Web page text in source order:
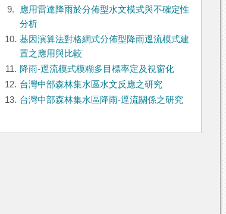
9.
應用雷達降雨於分佈型水文模式與不確定性
分析
10. 基因演算法對格網式分佈型降雨逕流模式建
置之應用與比較
11. 降雨-逕流模式模糊多目標率定及視窗化
12. 台灣中部森林集水區水文反應之研究
13. 台灣中部森林集水區降雨-逕流關係之研究